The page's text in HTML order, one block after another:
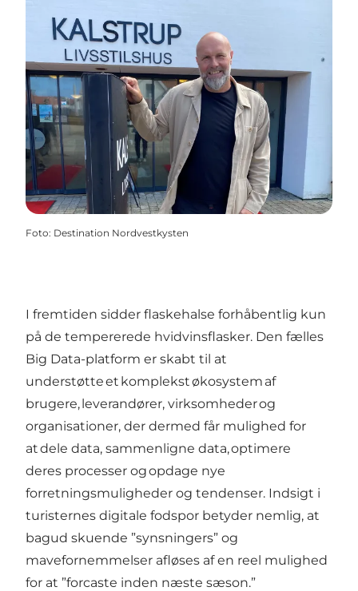
Foto: Destination Nordvestkysten
I fremtiden sidder flaskehalse forhåbentlig kun
på de tempererede hvidvinsflasker. Den fælles
Big Data-platform er skabt til at
understøtte et komplekst økosystem af
brugere, leverandører, virksomheder og
organisationer, der dermed får mulighed for
at dele data, sammenligne data, optimere
deres processer og opdage nye
forretningsmuligheder og tendenser. Indsigt i
turisternes digitale fodspor betyder nemlig, at
bagud skuende ”synsningers” og
mavefornemmelser afløses af en reel mulighed
for at ”forcaste inden næste sæson.”